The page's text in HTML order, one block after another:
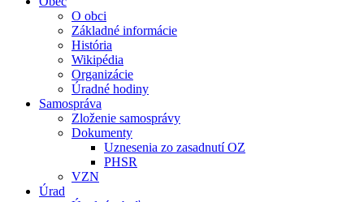
O obci
Základné informácie
História
Wikipédia
Organizácie
Úradné hodiny
Samospráva
Zloženie samosprávy
Dokumenty
Uznesenia zo zasadnutí OZ
PHSR
VZN
Úrad